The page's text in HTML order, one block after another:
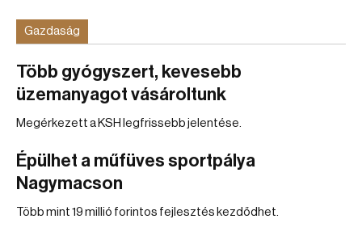
Gazdaság
Több gyógyszert, kevesebb
üzemanyagot vásároltunk
Megérkezett a KSH legfrissebb jelentése.
Épülhet a műfüves sportpálya
Nagymacson
Több mint 19 millió forintos fejlesztés kezdődhet.